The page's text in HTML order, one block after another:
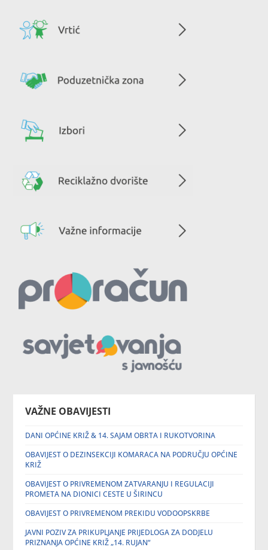
VAŽNE OBAVIJESTI
DANI OPĆINE KRIŽ & 14. SAJAM OBRTA I RUKOTVORINA
OBAVIJEST O DEZINSEKCIJI KOMARACA NA PODRUČJU OPĆINE
KRIŽ
OBAVIJEST O PRIVREMENOM ZATVARANJU I REGULACIJI
PROMETA NA DIONICI CESTE U ŠIRINCU
OBAVIJEST O PRIVREMENOM PREKIDU VODOOPSKRBE
JAVNI POZIV ZA PRIKUPLJANJE PRIJEDLOGA ZA DODJELU
PRIZNANJA OPĆINE KRIŽ „14. RUJAN“